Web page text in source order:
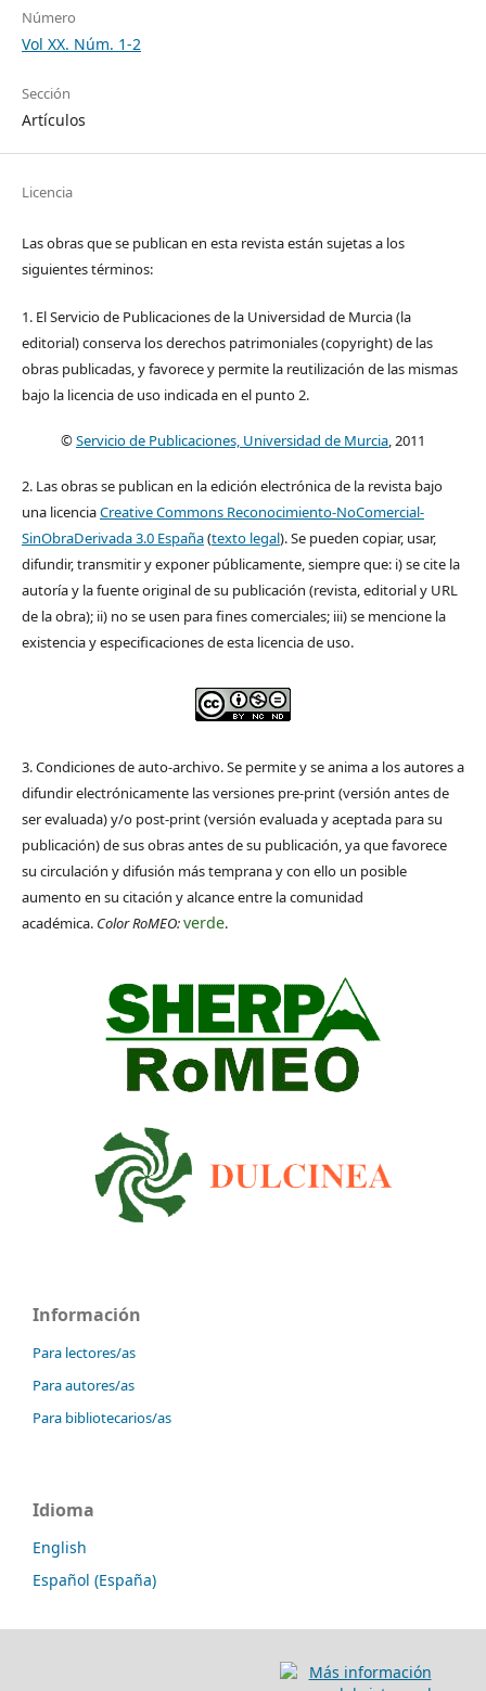
Número
Vol XX. Núm. 1-2
Sección
Artículos
Licencia
Las obras que se publican en esta revista están sujetas a los
siguientes términos:
1. El Servicio de Publicaciones de la Universidad de Murcia (la
editorial) conserva los derechos patrimoniales (copyright) de las
obras publicadas, y favorece y permite la reutilización de las mismas
bajo la licencia de uso indicada en el punto 2.
©Servicio de Publicaciones, Universidad de Murcia, 2011
2. Las obras se publican en la edición electrónica de la revista bajo
una licenciaCreative Commons Reconocimiento-NoComercial-
SinObraDerivada 3.0 España(texto legal). Se pueden copiar, usar,
difundir, transmitir y exponer públicamente, siempre que: i) se cite la
autoría y la fuente original de su publicación (revista, editorial y URL
de la obra); ii) no se usen para fines comerciales; iii) se mencione la
existencia y especificaciones de esta licencia de uso.
3. Condiciones de auto-archivo. Se permite y se anima a los autores a
difundir electrónicamente las versiones pre-print (versión antes de
ser evaluada) y/o post-print (versión evaluada y aceptada para su
publicación) de sus obras antes de su publicación, ya que favorece
su circulación y difusión más temprana y con ello un posible
aumento en su citación y alcance entre la comunidad
académica. Color RoMEO:verde.
Información
Para lectores/as
Para autores/as
Para bibliotecarios/as
Idioma
English
Español (España)